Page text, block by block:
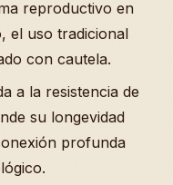
reproductivo en
el uso tradicional
con cautela.
a la resistencia de
su longevidad
profunda